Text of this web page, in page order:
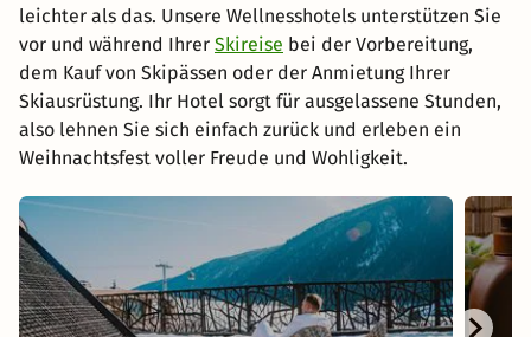
leichter als das. Unsere Wellnesshotels unterstützen Sie
vor und während Ihrer Skireise bei der Vorbereitung,
dem Kauf von Skipässen oder der Anmietung Ihrer
Skiausrüstung. Ihr Hotel sorgt für ausgelassene Stunden,
also lehnen Sie sich einfach zurück und erleben ein
Weihnachtsfest voller Freude und Wohligkeit.